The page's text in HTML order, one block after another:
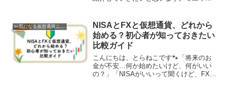
の中で、今日ご紹介する本はここ最近の
授業で紹介されていたもの...
👀気になる仮想通貨ニュース
NISAとFXと仮想通貨、どれから
始める？初心者が知っておきたい
比較ガイド
こんにちは、とらねこです🐾「将来のお
金が不安…何か始めたいけど、何がいい
の？」「NISAがいいって聞くけど、FXや